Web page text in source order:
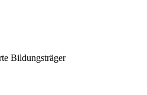
Bildungsträger